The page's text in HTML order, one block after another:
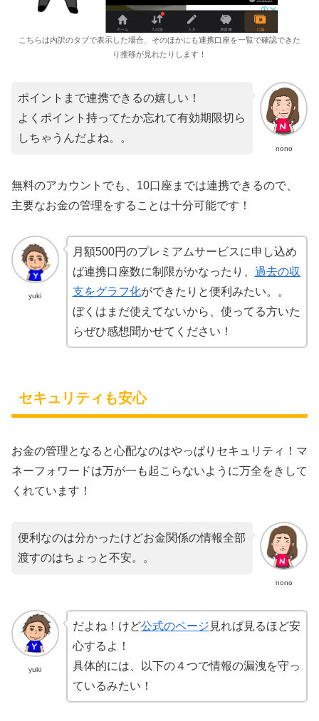
こちらは内訳のタブで表示した場合、そのほかにも連携口座を一覧で確認できた
り推移が見れたりします！
nono
ポイントまで連携できるの嬉しい！
よくポイント持ってたか忘れて有効期限切ら
しちゃうんだよね。。
無料のアカウントでも、10口座までは連携できるので、
主要なお金の管理をすることは十分可能です！
yuki
月額500円のプレミアムサービスに申し込め
ば連携口座数に制限がかなったり、 過去の収
支をグラフ化ができたりと便利みたい。。
ぼくはまだ使えてないから、使ってる方いた
らぜひ感想聞かせてください！
セキュリティも安心
お金の管理となると心配なのはやっぱりセキュリティ！マ
ネーフォワードは万が一も起こらないように万全をきして
くれています！
nono
便利なのは分かったけどお金関係の情報全部
渡すのはちょっと不安。。
yuki
だよね！けど公式のページ 見れば見るほど安
心するよ！
具体的には、以下の４つで情報の漏洩を守っ
ているみたい！